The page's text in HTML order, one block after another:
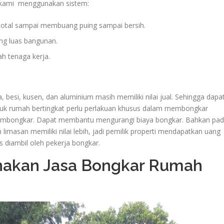
menggunakan sistem:
sampai membuang puing sampai bersih.
luas bangunan.
tenaga kerja.
kusen, dan aluminium masih memiliki nilai jual. Sehingga
rumah bertingkat perlu perlakuan khusus dalam membongkar
Dapat membantu mengurangi biaya bongkar. Bahkan
memiliki nilai lebih, jadi pemilik properti mendapatkan uang
diambil oleh pekerja bongkar.
Jasa Bongkar Rumah